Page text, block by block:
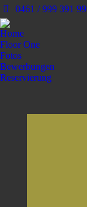
0461 / 999 391 99
Home
Floor One
Fotos
Bewerbungen
Reservierung